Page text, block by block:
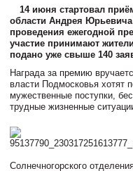
14 июня стартовал
области Андрея
проведения ежегодной
участие принимают
подано уже свыше 140
Награда за премию
власти Подмосковья хотят
мужественные поступки,
трудные жизненные
Солнечногорского